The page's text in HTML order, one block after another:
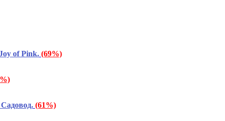
of Pink. (69%)
(61%)